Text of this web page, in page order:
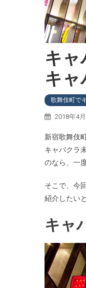
キャ
キャ
歌舞伎町で
2018年4
新宿歌舞伎
キャバクラ
のなら、一
そこで、今
紹介したい
キャ